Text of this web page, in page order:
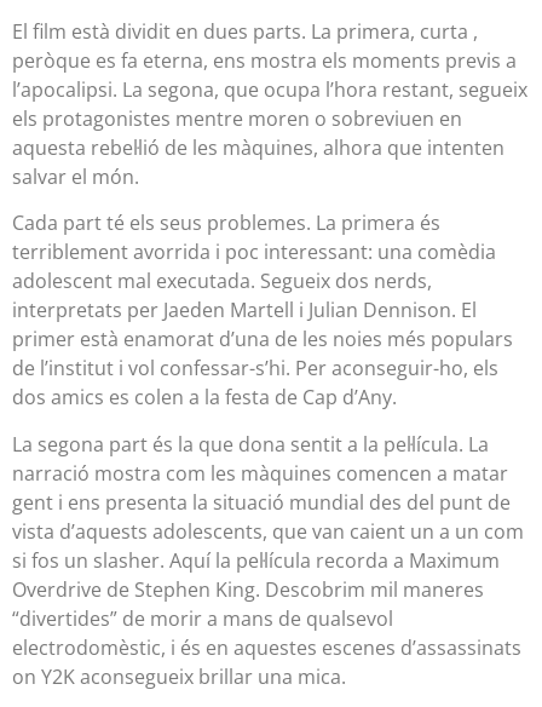
El film està dividit en dues parts. La primera, curta ,
peròque es fa eterna, ens mostra els moments previs a
l’apocalipsi. La segona, que ocupa l’hora restant, segueix
els protagonistes mentre moren o sobreviuen en
aquesta rebel·lió de les màquines, alhora que intenten
salvar el món.
Cada part té els seus problemes. La primera és
terriblement avorrida i poc interessant: una comèdia
adolescent mal executada. Segueix dos nerds,
interpretats per Jaeden Martell i Julian Dennison. El
primer està enamorat d’una de les noies més populars
de l’institut i vol confessar-s’hi. Per aconseguir-ho, els
dos amics es colen a la festa de Cap d’Any.
La segona part és la que dona sentit a la pel·lícula. La
narració mostra com les màquines comencen a matar
gent i ens presenta la situació mundial des del punt de
vista d’aquests adolescents, que van caient un a un com
si fos un slasher. Aquí la pel·lícula recorda a Maximum
Overdrive de Stephen King. Descobrim mil maneres
“divertides” de morir a mans de qualsevol
electrodomèstic, i és en aquestes escenes d’assassinats
on Y2K aconsegueix brillar una mica.